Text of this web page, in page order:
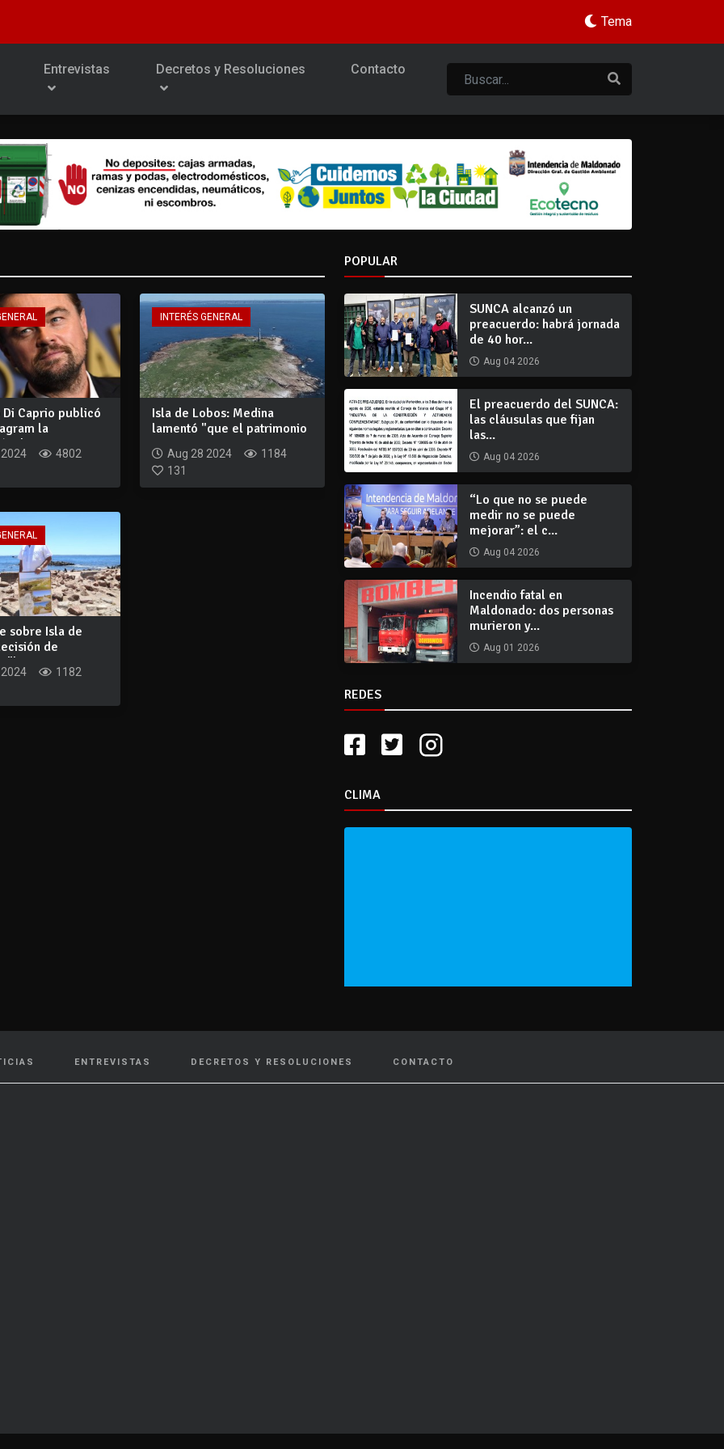
Tema
Entrevistas Decretos y Resoluciones Contacto
Di Caprio publicó
la
de...
4802
INTERÉS GENERAL
Isla de Lobos: Medina
lamentó "que el patrimonio
Aug 28 2024
1184
131
sobre Isla de
de
"le a...
1182
POPULAR
SUNCA alcanzó un
preacuerdo: habrá jornada
de 40 hor...
Aug 04 2026
El preacuerdo del SUNCA:
las cláusulas que fijan
las...
Aug 04 2026
“Lo que no se puede
medir no se puede
mejorar”: el c...
Aug 04 2026
Incendio fatal en
Maldonado: dos personas
murieron y...
Aug 01 2026
REDES
CLIMA
ENTREVISTAS DECRETOS Y RESOLUCIONES CONTACTO